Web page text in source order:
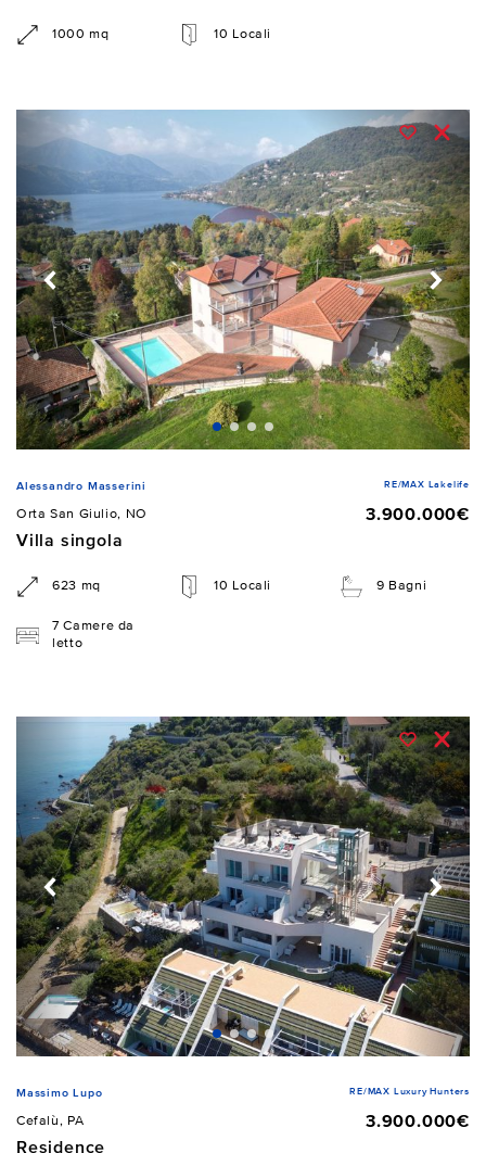
1000 mq 10 Locali
Alessandro Masserini RE/MAX Lakelife
Orta San Giulio, NO
3.900.000€
Villa singola
623 mq 10 Locali 9 Bagni
7 Camere da
letto
Massimo Lupo RE/MAX Luxury Hunters
Cefalù, PA
3.900.000€
Residence